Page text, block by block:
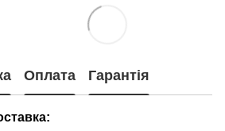
Оплата Гарантія